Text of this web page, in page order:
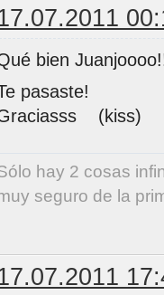
bien
pasaste!
(kiss)
hay 2 cosas
seguro de la